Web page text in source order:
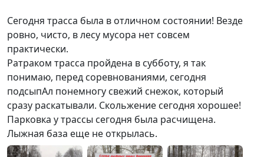
Сегодня трасса была в отличном состоянии! Везде
ровно, чисто, в лесу мусора нет совсем
практически.
Ратраком трасса пройдена в субботу, я так
понимаю, перед соревнованиями, сегодня
подсыпАл понемногу свежий снежок, который
сразу раскатывали. Скольжение сегодня хорошее!
Парковка у трассы сегодня была расчищена.
Лыжная база еще не открылась.